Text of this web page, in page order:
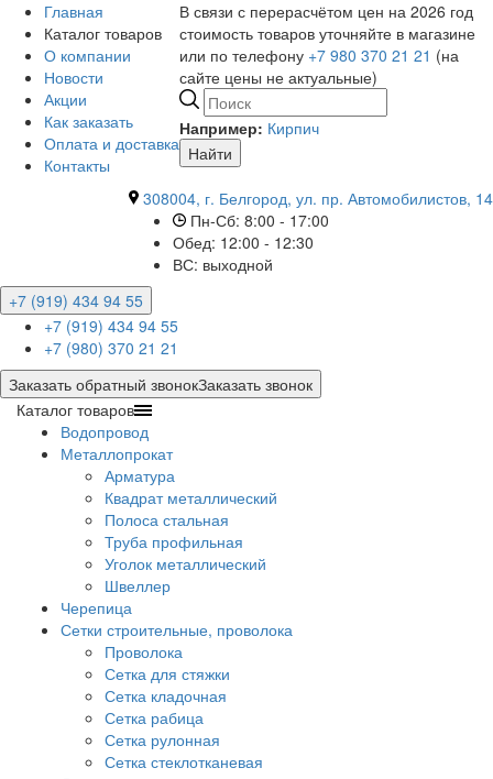
Главная
Каталог товаров
О компании
Новости
Акции
Как заказать
Оплата и доставка
Контакты
308004, г. Белгород, ул. пр. Автомобилистов, 14
Пн-Сб: 8:00 - 17:00
Обед: 12:00 - 12:30
ВС: выходной
В связи с перерасчётом цен на 2026 год
стоимость товаров уточняйте в магазине
или по телефону +7 980 370 21 21 (на
сайте цены не актуальные)
Например: Кирпич
Найти
+7 (919) 434 94 55
+7 (919) 434 94 55
+7 (980) 370 21 21
Заказать обратный звонокЗаказать звонок
Каталог товаров
Водопровод
Металлопрокат
Арматура
Квадрат металлический
Полоса стальная
Труба профильная
Уголок металлический
Швеллер
Черепица
Сетки строительные, проволока
Проволока
Сетка для стяжки
Сетка кладочная
Сетка рабица
Сетка рулонная
Сетка стеклотканевая